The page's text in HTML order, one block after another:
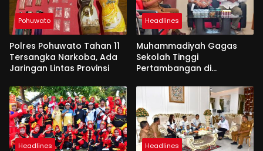
Pohuwato
Polres Pohuwato Tahan 11
Tersangka Narkoba, Ada
Jaringan Lintas Provinsi
Headlines
Muhammadiyah Gagas
Sekolah Tinggi
Pertambangan di
Headlines Headlines